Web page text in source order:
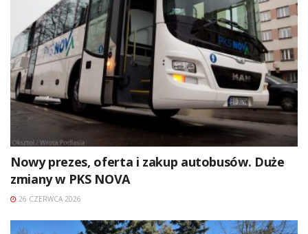
Nowy prezes, oferta i zakup autobusów. Duże
zmiany w PKS NOVA
26 CZERWCA 2026